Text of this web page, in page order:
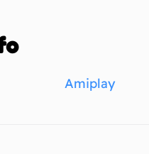
Amiplay